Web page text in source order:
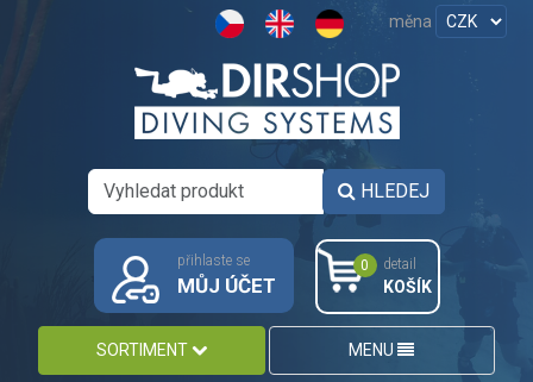
měna
HLEDEJ
přihlaste se
MŮJ ÚČET
0 detail
KOŠÍK
SORTIMENT MENU